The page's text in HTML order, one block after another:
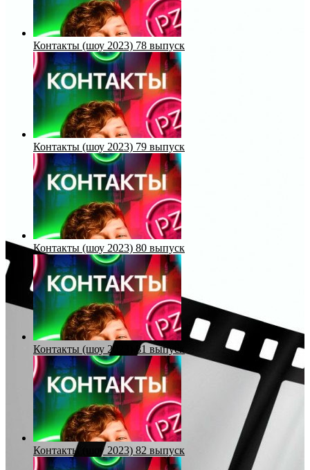
Контакты (шоу 2023) 78 выпуск
Контакты (шоу 2023) 79 выпуск
Контакты (шоу 2023) 80 выпуск
Контакты (шоу 2023) 81 выпуск
Контакты (шоу 2023) 82 выпуск